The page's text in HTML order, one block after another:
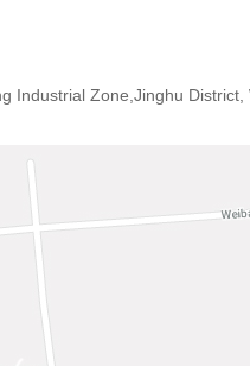
Industrial Zone,Jinghu District,